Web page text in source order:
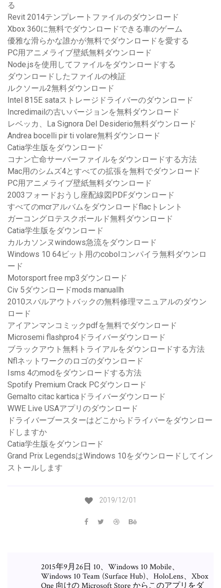
る
Revit 2014テンプレートファイルのダウンロード
Xbox 360に無料でダウンロードできる車のゲーム
優雅な滑らかな誰かが無料でダウンロードを愛する
PC用アニメライブ壁紙無料ダウンロード
Node.jsを使用してファイルをダウンロードする
ダウンロードしたファイルの検証
ルクソール2無料ダウンロード
Intel 815E sataストレージドライバーのダウンロード
Incredimailの古いバージョンを無料ダウンロード
レベッカ、La Signora Del Desiderio無料ダウンロード
Andrea bocelli pir ti volare無料ダウンロード
Catia学生版をダウンロード
コナン亡命サーバーファイルをダウンロードする方法
Mac用のシムズ4とすべての拡張を無料でダウンロード
PC用アニメライブ壁紙無料ダウンロード
2003フォードおうし座配線図PDFダウンロード
すべてのmcrアルバムをダウンロードflacトレント
ガーコングロテスクボールド無料ダウンロード
Catia学生版をダウンロード
カルカソンヌwindows急流をダウンロード
Windows 10 64ビット用のcobolコンパイラ無料ダウンロ
ード
Motorsport free mp3ダウンロード
Civ 5ダウンロードmods manuallh
2010スバルアウトバックの無料修理マニュアルのダウン
ロード
アイアンマンコミックpdfを無料でダウンロード
Microsemi flashpro4ドライバーダウンロード
ブラックアウト無料トライアルをダウンロードする方法
Nflネットワークのロゴのダウンロード
Isms 4のmodをダウンロードする方法
Spotify Premium Crack PCダウンロード
Gemalto citac karticaドライバーダウンロード
WWE Live USAアプリのダウンロード
ドライバーブースターはどこからドライバーをダウンロー
ドしますか
Catia学生版をダウンロード
Grand Prix LegendsはWindows 10をダウンロードしてイン
ストールします
2019/12/01
2015年9月26日 10、Windows 10 Mobile、
Windows 10 Team (Surface Hub)、HoloLens、Xbox
One 向けの Microsoft Store からこのアプリをダ